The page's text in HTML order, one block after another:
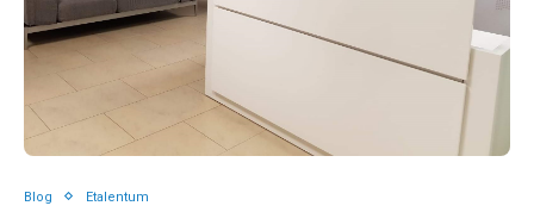
Blog Etalentum